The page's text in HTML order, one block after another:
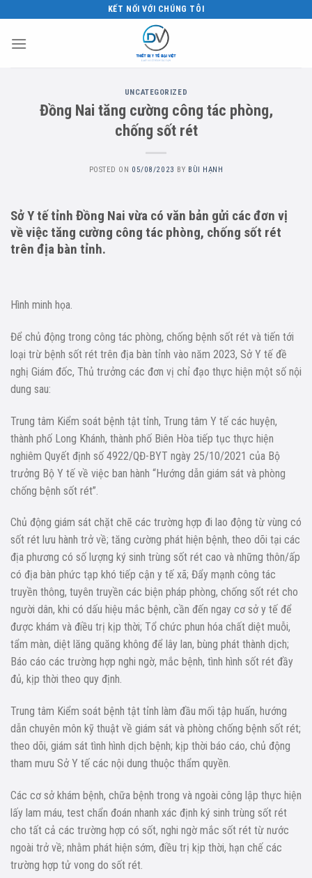
content
KẾT NỐI VỚI CHÚNG TÔI
UNCATEGORIZED
Đồng Nai tăng cường công tác phòng,
chống sốt rét
POSTED ON 05/08/2023 BY BÙI HẠNH
Sở Y tế tỉnh Đồng Nai vừa có văn bản gửi các đơn vị
về việc tăng cường công tác phòng, chống sốt rét
trên địa bàn tỉnh.
Hình minh họa.
Để chủ động trong công tác phòng, chống bệnh sốt rét và tiến tới
loại trừ bệnh sốt rét trên địa bàn tỉnh vào năm 2023, Sở Y tế đề
nghị Giám đốc, Thủ trưởng các đơn vị chỉ đạo thực hiện một số nội
dung sau:
Trung tâm Kiểm soát bệnh tật tỉnh, Trung tâm Y tế các huyện,
thành phố Long Khánh, thành phố Biên Hòa tiếp tục thực hiện
nghiêm Quyết định số 4922/QĐ-BYT ngày 25/10/2021 của Bộ
trưởng Bộ Y tế về việc ban hành “Hướng dẫn giám sát và phòng
chống bệnh sốt rét”.
Chủ động giám sát chặt chẽ các trường hợp đi lao động từ vùng có
sốt rét lưu hành trở về; tăng cường phát hiện bệnh, theo dõi tại các
địa phương có số lượng ký sinh trùng sốt rét cao và những thôn/ấp
có địa bàn phức tạp khó tiếp cận y tế xã; Đẩy mạnh công tác
truyền thông, tuyên truyền các biện pháp phòng, chống sốt rét cho
người dân, khi có dấu hiệu mắc bệnh, cần đến ngay cơ sở y tế để
được khám và điều trị kịp thời; Tổ chức phun hóa chất diệt muỗi,
tẩm màn, diệt lăng quăng không để lây lan, bùng phát thành dịch;
Báo cáo các trường hợp nghi ngờ, mắc bệnh, tình hình sốt rét đầy
đủ, kịp thời theo quy định.
Trung tâm Kiểm soát bệnh tật tỉnh làm đầu mối tập huấn, hướng
dẫn chuyên môn kỹ thuật về giám sát và phòng chống bệnh sốt rét;
theo dõi, giám sát tình hình dịch bệnh; kịp thời báo cáo, chủ động
tham mưu Sở Y tế các nội dung thuộc thẩm quyền.
Các cơ sở khám bệnh, chữa bệnh trong và ngoài công lập thực hiện
lấy lam máu, test chẩn đoán nhanh xác định ký sinh trùng sốt rét
cho tất cả các trường hợp có sốt, nghi ngờ mắc sốt rét từ nước
ngoài trở về; nhằm phát hiện sớm, điều trị kịp thời, hạn chế các
trường hợp tử vong do sốt rét.